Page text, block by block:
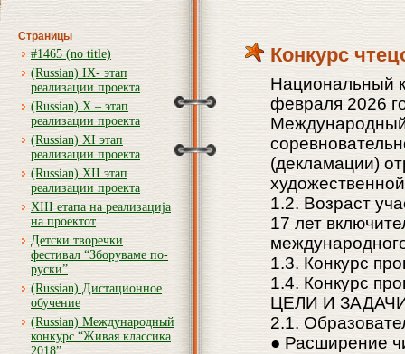
Страницы
#1465 (no title)
(Russian) IX- этап
реализации проекта
(Russian) X – этап
реализации проекта
(Russian) XI этап
реализации проекта
(Russian) XII этап
реализации проекта
XIII етапа на реализација
на проектот
Детски творечки
фестивал “Зборуваме по-
руски”
(Russian) Дистационное
обучение
(Russian) Международный
конкурс “Живая классика
2018”
Конкурс
Национальный
февраля 2026
(декламации)
1.2. Возраст
17 лет
1.3. Конкурс
1.4. Конкурс
ЦЕЛИ И
2.1.
● Расширение